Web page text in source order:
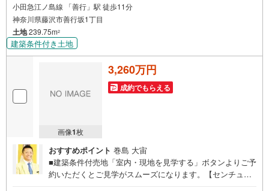
小田急江ノ島線 「善行」駅 徒歩11分
神奈川県藤沢市善行坂1丁目
土地239.75m2
建築条件付き土地
画像1枚
3,260万円
成約でもらえる
おすすめポイント 巻島 大宙
■建築条件付売地「室内・現地を見学する」ボタンよりご予
約いただくとご見学がスムーズになります。【センチュリ